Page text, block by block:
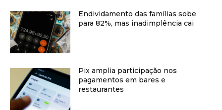
Endividamento das famílias sobe
para 82%, mas inadimplência cai
Pix amplia participação nos
pagamentos em bares e
restaurantes